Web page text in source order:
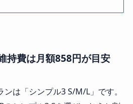
持費は月額858円が目安
は「シンプル3 S/M/L」です。